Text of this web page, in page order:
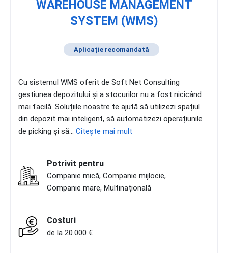
WAREHOUSE MANAGEMENT
SYSTEM (WMS)
Aplicație recomandată
Cu sistemul WMS oferit de Soft Net Consulting
gestiunea depozitului și a stocurilor nu a fost nicicând
mai facilă. Soluțiile noastre te ajută să utilizezi spațiul
din depozit mai inteligent, să automatizezi operațiunile
de picking și să... Citește mai mult
Potrivit pentru
Companie mică, Companie mijlocie,
Companie mare, Multinațională
Costuri
de la 20.000 €